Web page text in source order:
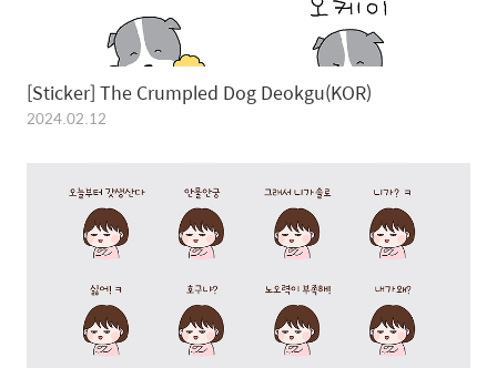
[Sticker] The Crumpled Dog Deokgu(KOR)
2024.02.12